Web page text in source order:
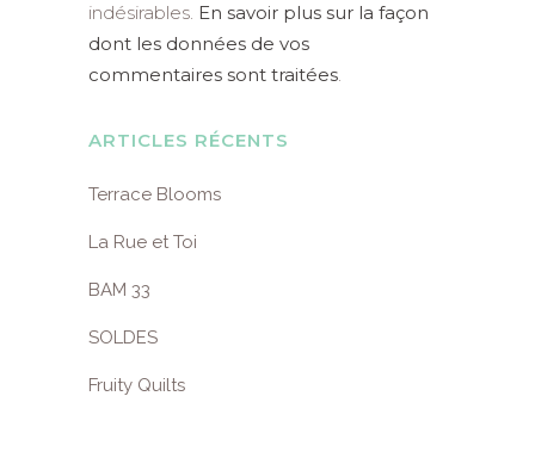
indésirables. En savoir plus sur la façon
dont les données de vos
commentaires sont traitées.
ARTICLES RÉCENTS
Terrace Blooms
La Rue et Toi
BAM 33
SOLDES
Fruity Quilts